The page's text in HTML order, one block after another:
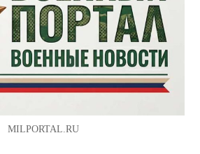
MILPORTAL.RU